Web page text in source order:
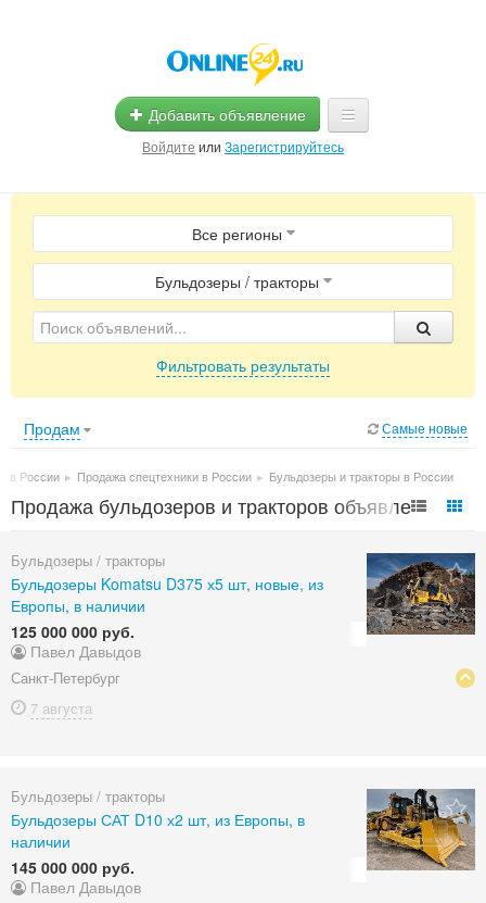
Добавить объявление
Войдите или Зарегистрируйтесь
Главная
Помощь
Услуги
Магазины
Все регионы
Бульдозеры / тракторы
Фильтровать результаты
Продам Самые новые
в России ▸ Продажа спецтехники в России ▸ Бульдозеры и тракторы в России
Продажа бульдозеров и тракторов объявления
Бульдозеры / тракторы
Бульдозеры Komatsu D375 х5 шт, новые, из
Европы, в наличии
125 000 000 руб.
Павел Давыдов
Санкт-Петербург
7 августа
Бульдозеры / тракторы
Бульдозеры САТ D10 х2 шт, из Европы, в
наличии
145 000 000 руб.
Павел Давыдов